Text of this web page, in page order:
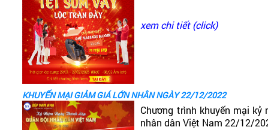
xem chi tiết (click)
KHUYẾN MẠI GIẢM GIÁ LỚN NHÂN NGÀY 22/12/2022
Chương trình khuyến mại kỷ
nhân dân Việt Nam 22/12/